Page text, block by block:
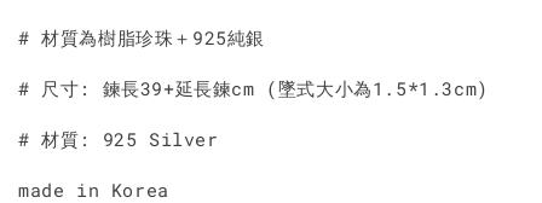
# 材質為樹脂珍珠＋925純銀
# 尺寸: 鍊長39+延長鍊cm (墜式大小為1.5*1.3cm)
# 材質: 925 Silver
made in Korea